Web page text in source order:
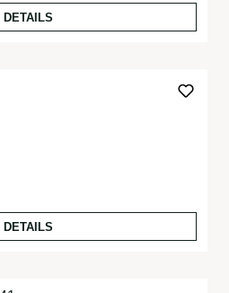
DETAILS
DETAILS